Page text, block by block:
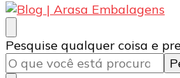
Blog | Arasa Embalagens
Confira conteúdos sobre
doces e salgados. Tudo para
qualidade Arasa. Leia nossos
Procurando
algo?
Pesquise qualquer coisa e